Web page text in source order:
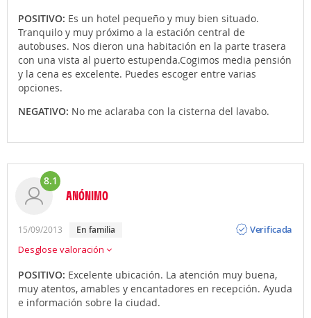
POSITIVO: Es un hotel pequeño y muy bien situado.
Tranquilo y muy próximo a la estación central de
autobuses. Nos dieron una habitación en la parte trasera
con una vista al puerto estupenda.Cogimos media pensión
y la cena es excelente. Puedes escoger entre varias
opciones.
NEGATIVO: No me aclaraba con la cisterna del lavabo.
8.1
ANÓNIMO
15/09/2013 en familia
Verificada
Desglose valoración
POSITIVO: Excelente ubicación. La atención muy buena,
muy atentos, amables y encantadores en recepción. Ayuda
e información sobre la ciudad.